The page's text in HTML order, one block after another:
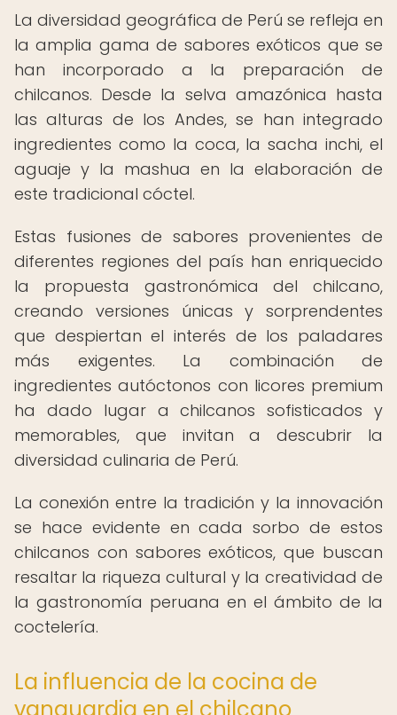
La diversidad geográfica de Perú se refleja en
la amplia gama de sabores exóticos que se
han incorporado a la preparación de
chilcanos. Desde la selva amazónica hasta
las alturas de los Andes, se han integrado
ingredientes como la coca, la sacha inchi, el
aguaje y la mashua en la elaboración de
este tradicional cóctel.
Estas fusiones de sabores provenientes de
diferentes regiones del país han enriquecido
la propuesta gastronómica del chilcano,
creando versiones únicas y sorprendentes
que despiertan el interés de los paladares
más exigentes. La combinación de
ingredientes autóctonos con licores premium
ha dado lugar a chilcanos sofisticados y
memorables, que invitan a descubrir la
diversidad culinaria de Perú.
La conexión entre la tradición y la innovación
se hace evidente en cada sorbo de estos
chilcanos con sabores exóticos, que buscan
resaltar la riqueza cultural y la creatividad de
la gastronomía peruana en el ámbito de la
coctelería.
La influencia de la cocina de